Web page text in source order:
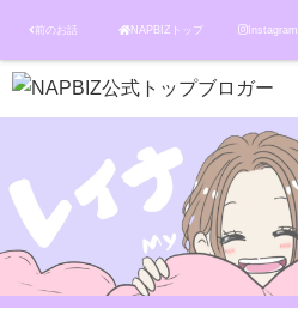
前のお話 NAPBIZトップ Instagram